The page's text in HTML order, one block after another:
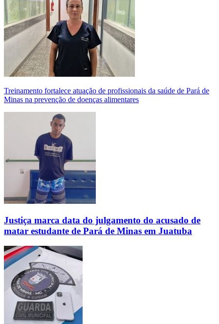
Treinamento fortalece atuação de profissionais da saúde de Pará de
Minas na prevenção de doenças alimentares
Justiça marca data do julgamento do acusado de
matar estudante de Pará de Minas em Juatuba